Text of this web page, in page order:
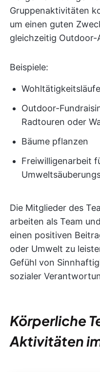
Gruppenaktivitäten
um einen guten
gleichzeitig
Beispiele:
Outdoor-
Radtouren oder
Bäume pflanzen
Freiwilligenarbeit
Die Mitglieder des
arbeiten als Team
einen positiven
oder Umwelt zu
Gefühl von
sozialer
Körperliche
Aktivitäten